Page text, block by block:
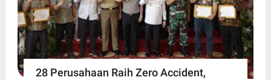
28 Perusahaan Raih Zero Accident,